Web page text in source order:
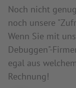
Noch nicht
noch unsere
Wenn Sie mit
Debuggen"-
egal aus
Rechnung!